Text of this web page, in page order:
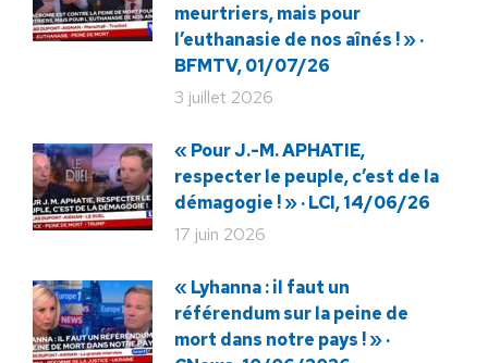
meurtriers, mais pour
l’euthanasie de nos aînés ! » ·
BFMTV, 01/07/26
3 juillet 2026
« Pour J.-M. APHATIE,
respecter le peuple, c’est de la
démagogie ! » · LCI, 14/06/26
17 juin 2026
« Lyhanna : il faut un
référendum sur la peine de
mort dans notre pays ! » ·